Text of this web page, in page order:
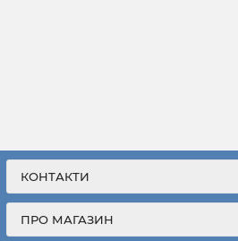
КОНТАКТИ
ПРО МАГАЗИН